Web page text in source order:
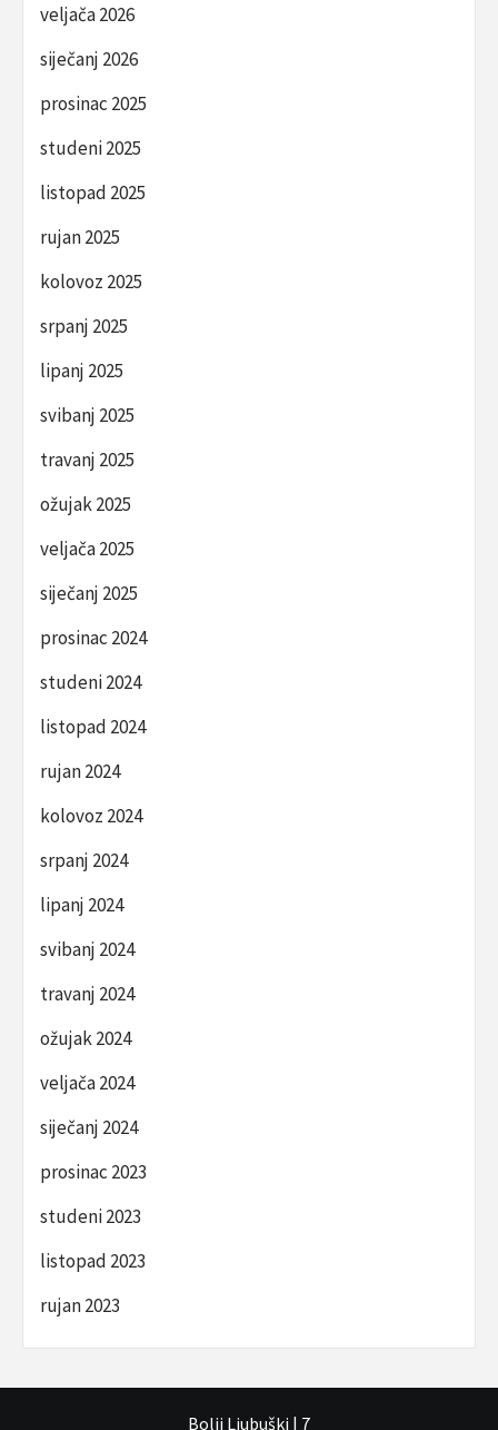
veljača 2026
siječanj 2026
prosinac 2025
studeni 2025
listopad 2025
rujan 2025
kolovoz 2025
srpanj 2025
lipanj 2025
svibanj 2025
travanj 2025
ožujak 2025
veljača 2025
siječanj 2025
prosinac 2024
studeni 2024
listopad 2024
rujan 2024
kolovoz 2024
srpanj 2024
lipanj 2024
svibanj 2024
travanj 2024
ožujak 2024
veljača 2024
siječanj 2024
prosinac 2023
studeni 2023
listopad 2023
rujan 2023
Bolji Ljubuški | 7